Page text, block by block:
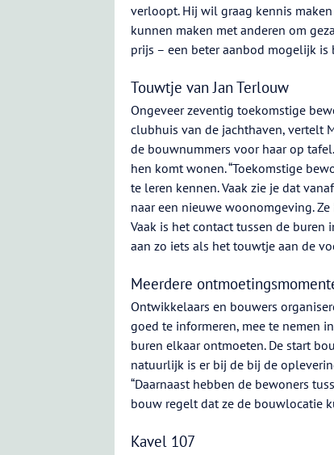
verloopt. Hij wil graag kennis
kunnen maken met anderen om
prijs – een beter aanbod mogelijk is
Touwtje van Jan Terlouw
Ongeveer zeventig toekomstige
clubhuis van de jachthaven, vertelt
de bouwnummers voor haar op
hen komt wonen. “Toekomstige
te leren kennen. Vaak zie je dat
naar een nieuwe woonomgeving.
Vaak is het contact tussen de
aan zo iets als het touwtje aan de
Meerdere
Ontwikkelaars en bouwers
goed te informeren, mee te nemen
buren elkaar ontmoeten. De start
natuurlijk is er bij de bij de
“Daarnaast hebben de bewoners
bouw regelt dat ze de bouwlocatie
Kavel 107